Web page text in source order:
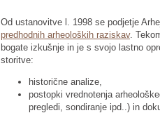
Od ustanovitve l. 1998 se podjetje
predhodnih arheoloških raziskav.
bogate izkušnje in je s svojo lastno
storitve:
historične analize,
postopki vrednotenja
pregledi, sondiranje ipd..) in